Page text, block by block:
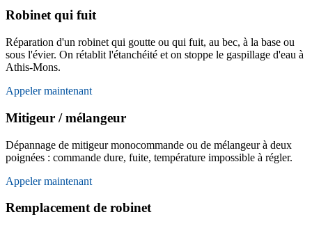
Robinet qui fuit
Réparation d'un robinet qui goutte ou qui fuit, au bec, à la base ou
sous l'évier. On rétablit l'étanchéité et on stoppe le gaspillage d'eau à
Athis-Mons.
Appeler maintenant
Mitigeur / mélangeur
Dépannage de mitigeur monocommande ou de mélangeur à deux
poignées : commande dure, fuite, température impossible à régler.
Appeler maintenant
Remplacement de robinet